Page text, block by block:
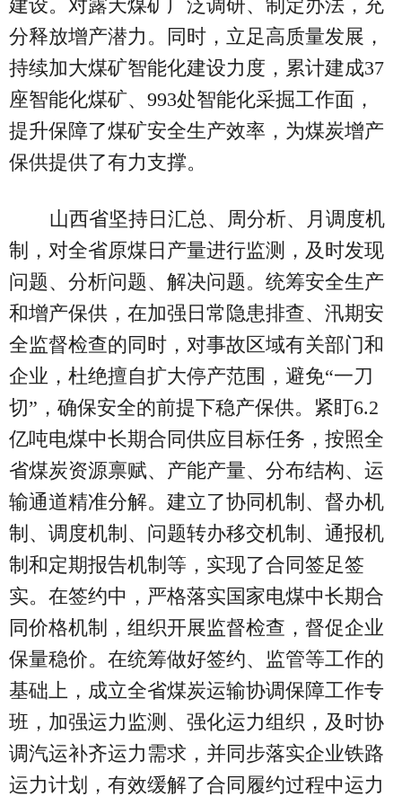
建设。对露天煤矿广泛调研、制定办法，充
分释放增产潜力。同时，立足高质量发展，
持续加大煤矿智能化建设力度，累计建成37
座智能化煤矿、993处智能化采掘工作面，
提升保障了煤矿安全生产效率，为煤炭增产
保供提供了有力支撑。
山西省坚持日汇总、周分析、月调度机
制，对全省原煤日产量进行监测，及时发现
问题、分析问题、解决问题。统筹安全生产
和增产保供，在加强日常隐患排查、汛期安
全监督检查的同时，对事故区域有关部门和
企业，杜绝擅自扩大停产范围，避免“一刀
切”，确保安全的前提下稳产保供。紧盯6.2
亿吨电煤中长期合同供应目标任务，按照全
省煤炭资源禀赋、产能产量、分布结构、运
输通道精准分解。建立了协同机制、督办机
制、调度机制、问题转办移交机制、通报机
制和定期报告机制等，实现了合同签足签
实。在签约中，严格落实国家电煤中长期合
同价格机制，组织开展监督检查，督促企业
保量稳价。在统筹做好签约、监管等工作的
基础上，成立全省煤炭运输协调保障工作专
班，加强运力监测、强化运力组织，及时协
调汽运补齐运力需求，并同步落实企业铁路
运力计划，有效缓解了合同履约过程中运力